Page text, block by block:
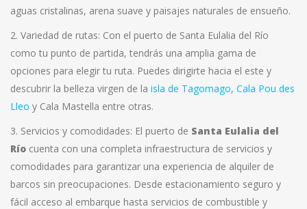
aguas cristalinas, arena suave y paisajes naturales de ensueño.
2. Variedad de rutas: Con el puerto de Santa Eulalia del Río
como tu punto de partida, tendrás una amplia gama de
opciones para elegir tu ruta. Puedes dirigirte hacia el este y
descubrir la belleza virgen de la isla de Tagomago, Cala Pou des
Lleo y Cala Mastella entre otras.
3. Servicios y comodidades: El puerto de Santa Eulalia del
Río cuenta con una completa infraestructura de servicios y
comodidades para garantizar una experiencia de alquiler de
barcos sin preocupaciones. Desde estacionamiento seguro y
fácil acceso al embarque hasta servicios de combustible y